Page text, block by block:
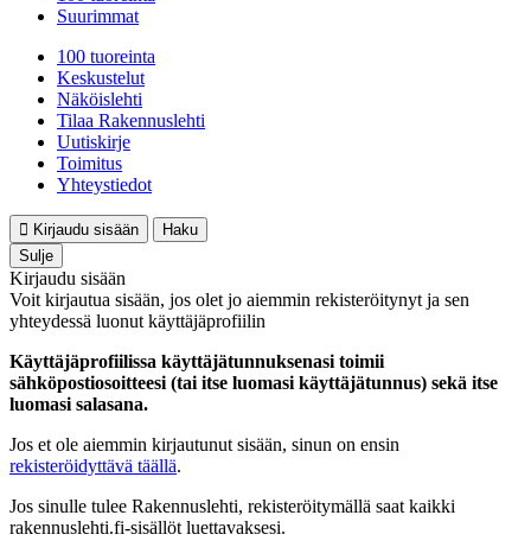
Suurimmat
100 tuoreinta
Keskustelut
Näköislehti
Tilaa Rakennuslehti
Uutiskirje
Toimitus
Yhteystiedot
Kirjaudu sisään
Haku
Sulje
Kirjaudu sisään
Voit kirjautua sisään, jos olet jo aiemmin rekisteröitynyt ja sen
yhteydessä luonut käyttäjäprofiilin
Käyttäjäprofiilissa käyttäjätunnuksenasi toimii
sähköpostiosoitteesi (tai itse luomasi käyttäjätunnus) sekä itse
luomasi salasana.
Jos et ole aiemmin kirjautunut sisään, sinun on ensin
rekisteröidyttävä täällä.
Jos sinulle tulee Rakennuslehti, rekisteröitymällä saat kaikki
rakennuslehti.fi-sisällöt luettavaksesi.